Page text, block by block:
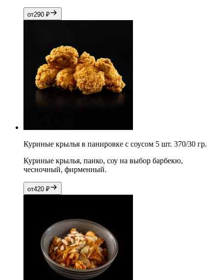
от290 ₽
Куриные крылья в панировке с соусом 5 шт. 370/30 гр.
Куриные крылья, панко, соу на выбор барбекю,
чесночный, фирменный.
от420 ₽